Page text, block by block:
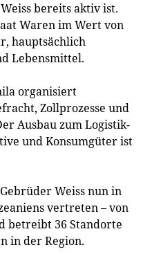
bereits aktiv ist.
Waren im Wert von
hauptsächlich
Lebensmittel.
organisiert
Zollprozesse und
Ausbau zum Logistik-
und Konsumgüter ist
Weiss nun in
vertreten – von
betreibt 36 Standorte
in der Region.